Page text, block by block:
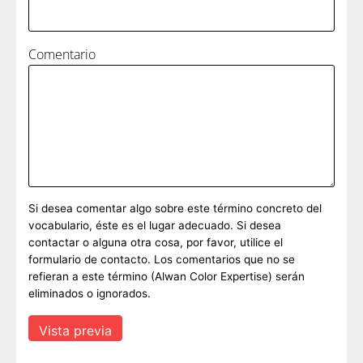
Comentario
Si desea comentar algo sobre este término concreto del
vocabulario, éste es el lugar adecuado. Si desea
contactar o alguna otra cosa, por favor, utilice el
formulario de contacto. Los comentarios que no se
refieran a este término (Alwan Color Expertise) serán
eliminados o ignorados.